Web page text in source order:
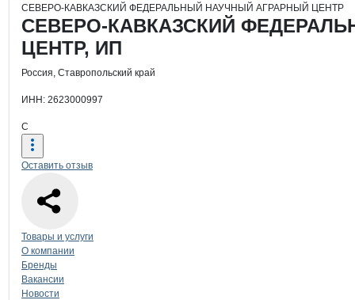
СЕВЕРО-КАВКАЗСКИЙ ФЕДЕРАЛЬНЫЙ НАУЧНЫЙ АГРАРНЫЙ ЦЕНТР
Основная информация о компании
СЕВЕРО-КАВКАЗСКИЙ
ЦЕНТР, ИП
Россия, Ставропольский край
ИНН: 2623000997
С
Оставить отзыв
Навигация по странице
Товары и услуги
О компании
Бренды
Вакансии
Новости